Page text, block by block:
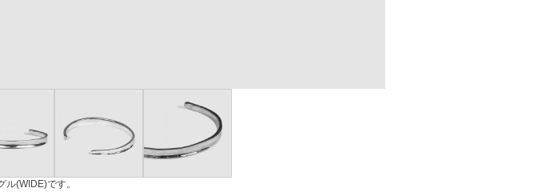
(WIDE)です。